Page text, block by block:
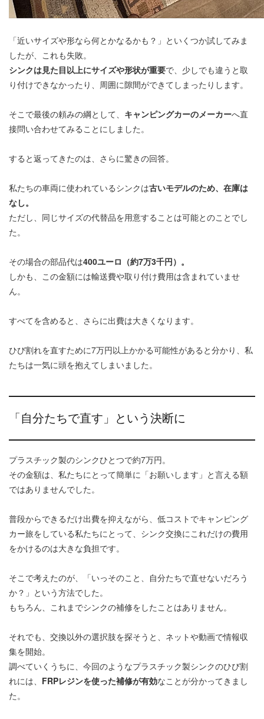
「近いサイズや形なら何とかなるかも？」といくつか試してみま
したが、これも失敗。
シンクは見た目以上にサイズや形状が重要で、少しでも違うと取
り付けできなかったり、周囲に隙間ができてしまったりします。
そこで最後の頼みの綱として、 キャンピングカーのメーカーへ直
接問い合わせてみることにしました。
すると返ってきたのは、さらに驚きの回答。
私たちの車両に使われているシンクは古いモデルのため、在庫は
なし。
ただし、同じサイズの代替品を用意することは可能とのことでし
た。
その場合の部品代は400ユーロ（約7万3千円）。
しかも、この金額には輸送費や取り付け費用は含まれていませ
ん。
すべてを含めると、さらに出費は大きくなります。
ひび割れを直すために7万円以上かかる可能性があると分かり、私
たちは一気に頭を抱えてしまいました。
「自分たちで直す」という決断に
プラスチック製のシンクひとつで約7万円。
その金額は、私たちにとって簡単に「お願いします」と言える額
ではありませんでした。
普段からできるだけ出費を抑えながら、低コストでキャンピング
カー旅をしている私たちにとって、シンク交換にこれだけの費用
をかけるのは大きな負担です。
そこで考えたのが、「いっそのこと、自分たちで直せないだろう
か？」という方法でした。
もちろん、これまでシンクの補修をしたことはありません。
それでも、交換以外の選択肢を探そうと、ネットや動画で情報収
集を開始。
調べていくうちに、今回のようなプラスチック製シンクのひび割
れには、 FRPレジンを使った補修が有効なことが分かってきまし
た。